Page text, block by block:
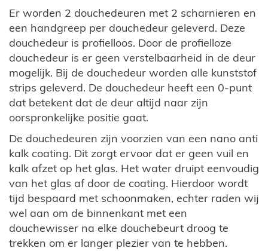
Er worden 2 douchedeuren met 2 scharnieren en
een handgreep per douchedeur geleverd. Deze
douchedeur is profielloos. Door de profielloze
douchedeur is er geen verstelbaarheid in de deur
mogelijk. Bij de douchedeur worden alle kunststof
strips geleverd. De douchedeur heeft een 0-punt
dat betekent dat de deur altijd naar zijn
oorspronkelijke positie gaat.
De douchedeuren zijn voorzien van een nano anti
kalk coating. Dit zorgt ervoor dat er geen vuil en
kalk afzet op het glas. Het water druipt eenvoudig
van het glas af door de coating. Hierdoor wordt
tijd bespaard met schoonmaken, echter raden wij
wel aan om de binnenkant met een
douchewisser na elke douchebeurt droog te
trekken om er langer plezier van te hebben.